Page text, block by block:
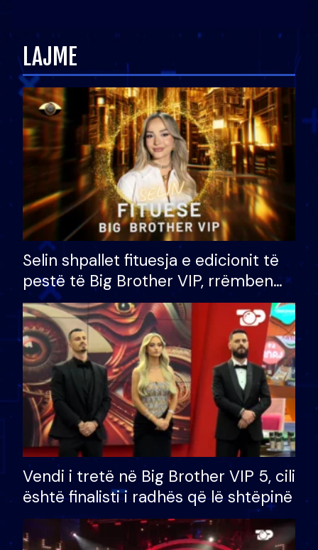
LAJME
Selin shpallet fituesja e edicionit të
pestë të Big Brother VIP, rrëmben
çmimin e madh prej 100 mijë eurosh
Vendi i tretë në Big Brother VIP 5, cili
është finalisti i radhës që lë shtëpinë